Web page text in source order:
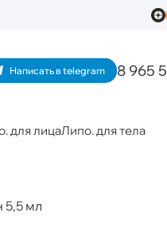
Написать в telegram 8 965
для лицаЛипо. для тела
5,5 мл